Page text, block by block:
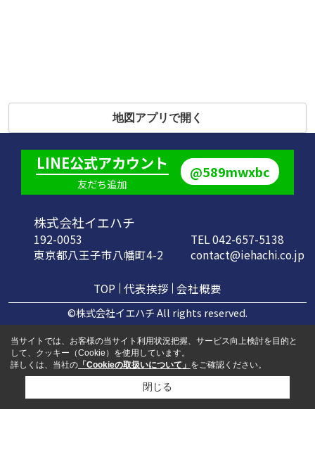
地図アプリで開く
LINE公式アカウント
友だち追加
@589mwxbc
株式会社イエハチ
192-0053
東京都八王子市八幡町4-2
TEL 042-657-5138
contact@iehachi.co.jp
TOP 代表挨拶 会社概要
©株式会社イエハチ All rights reserved.
当サイトでは、お客様の当サイト利用状況把握、サービス向上検討を目的と
して、クッキー（Cookie）を使用しています。
詳しくは、当社の 「Cookieの取扱いについて」 をご確認ください。
閉じる